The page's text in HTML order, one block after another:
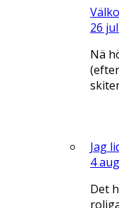
26
Nä
Jag
4
Det